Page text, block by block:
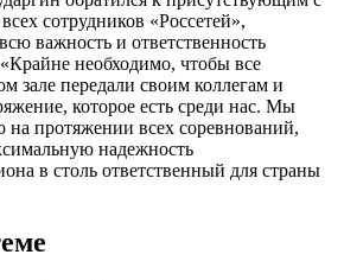
сотрудников «Россетей»,
важность и ответственность
необходимо, чтобы все
зале передали своим коллегам и
которое есть среди нас. Мы
на протяжении всех соревнований,
надежность
в столь ответственный для страны